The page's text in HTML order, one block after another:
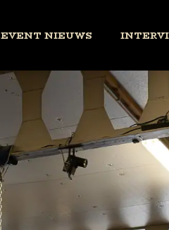
EVENT NIEUWS